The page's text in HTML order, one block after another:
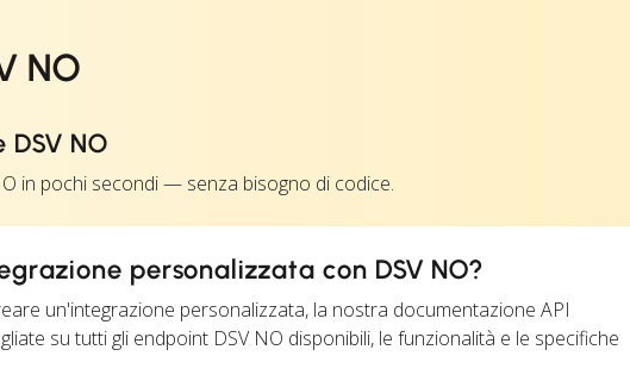
NO
NO
in pochi secondi — senza bisogno di codice.
personalizzata con DSV NO?
un'integrazione personalizzata, la nostra documentazione API
su tutti gli endpoint DSV NO disponibili, le funzionalità e le specifiche